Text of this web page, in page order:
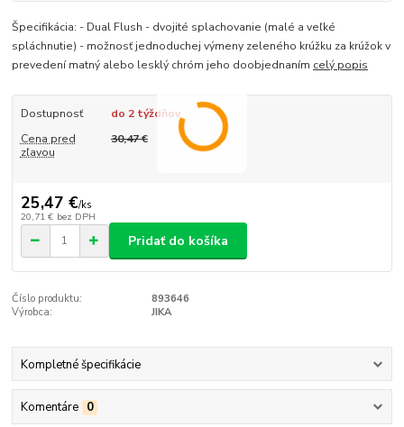
Špecifikácia: - Dual Flush - dvojité splachovanie (malé a veľké
spláchnutie) - možnosť jednoduchej výmeny zeleného krúžku za krúžok v
prevedení matný alebo lesklý chróm jeho doobjednaním celý popis
Dostupnosť
do 2 týždňov
Cena pred
zľavou
30,47 €
25,47 €/ks
20,71 € bez DPH
Pridať do košíka
Číslo produktu:
893646
Výrobca:
JIKA
Kompletné špecifikácie
Komentáre 0